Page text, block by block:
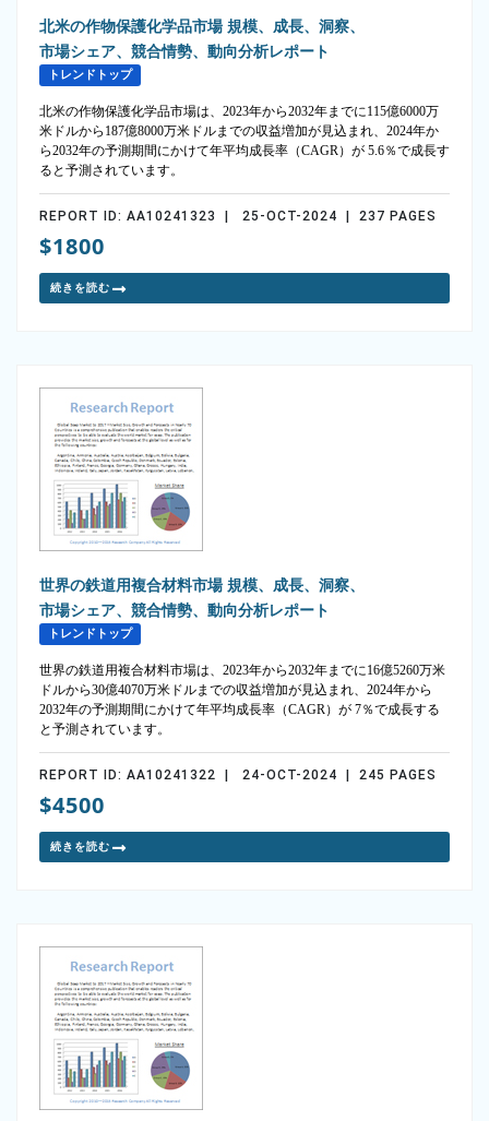
北米の作物保護化学品市場 規模、成長、洞察、
市場シェア、競合情勢、動向分析レポート
トレンドトップ
北米の作物保護化学品市場は、2023年から2032年までに115億6000万
米ドルから187億8000万米ドルまでの収益増加が見込まれ、2024年か
ら2032年の予測期間にかけて年平均成長率（CAGR）が 5.6％で成長す
ると予測されています。
REPORT ID: AA10241323 | 25-OCT-2024 | 237 PAGES
$1800
続きを読む
世界の鉄道用複合材料市場 規模、成長、洞察、
市場シェア、競合情勢、動向分析レポート
トレンドトップ
世界の鉄道用複合材料市場は、2023年から2032年までに16億5260万米
ドルから30億4070万米ドルまでの収益増加が見込まれ、2024年から
2032年の予測期間にかけて年平均成長率（CAGR）が 7％で成長する
と予測されています。
REPORT ID: AA10241322 | 24-OCT-2024 | 245 PAGES
$4500
続きを読む